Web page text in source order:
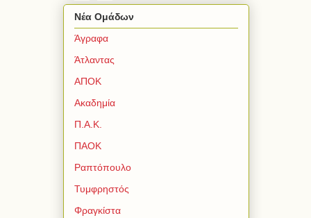
Νέα Ομάδων
Άγραφα
Άτλαντας
ΑΠΟΚ
Ακαδημία
Π.Α.Κ.
ΠΑΟΚ
Ραπτόπουλο
Τυμφρηστός
Φραγκίστα